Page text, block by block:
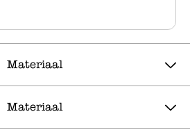
Materiaal
Materiaal